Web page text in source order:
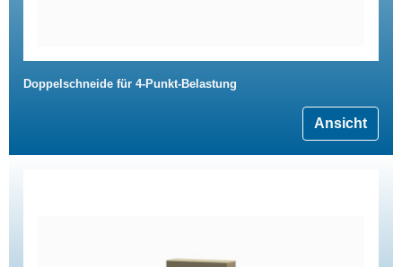
Doppelschneide für 4-Punkt-Belastung
Ansicht